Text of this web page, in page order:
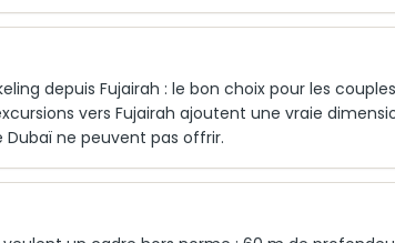
depuis Fujairah : le bon choix pour les
vers Fujairah ajoutent une vraie
ne peuvent pas offrir.